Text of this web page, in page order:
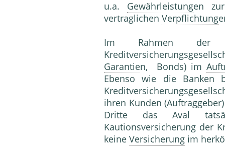
u.a. Gewährleistungen
vertraglichen Verpflichtung
Im Rahmen der
Garantien, Bonds) im
Ebenso wie die
ihren Kunden
Dritte das Aval
Kautionsversicherung der
keine Versicherung im